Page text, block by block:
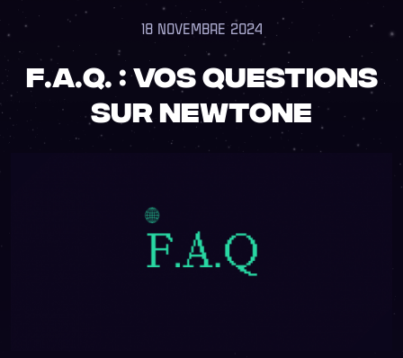
18 NOVEMBRE 2024
F.A.Q. : vos questions
sur NewTone